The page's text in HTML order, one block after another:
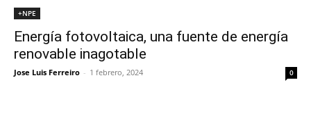
+NPE
Energía fotovoltaica, una fuente de energía
renovable inagotable
Jose Luis Ferreiro - 1 febrero, 2024 0